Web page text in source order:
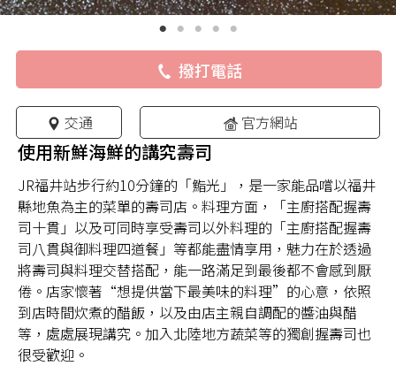
撥打電話
交通 官方網站
使用新鮮海鮮的講究壽司
JR福井站步行約10分鐘的「鮨光」，是一家能品嚐以福井
縣地魚為主的菜單的壽司店。料理方面，「主廚搭配握壽
司十貫」以及可同時享受壽司以外料理的「主廚搭配握壽
司八貫與御料理四道餐」等都能盡情享用，魅力在於透過
將壽司與料理交替搭配，能一路滿足到最後都不會感到厭
倦。店家懷著“想提供當下最美味的料理”的心意，依照
到店時間炊煮的醋飯，以及由店主親自調配的醬油與醋
等，處處展現講究。加入北陸地方蔬菜等的獨創握壽司也
很受歡迎。